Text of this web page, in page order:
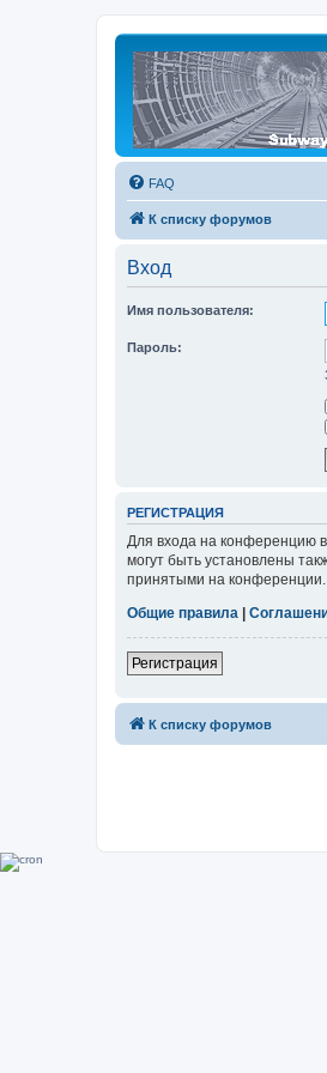
FAQ
К списку форумов
Вход
Имя пользователя:
Пароль:
РЕГИСТРАЦИЯ
Для входа на конференцию
могут быть установлены
принятыми на конференции.
Общие правила |
Регистрация
К списку форумов